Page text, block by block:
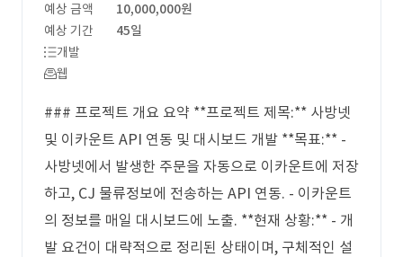
예상 금액
10,000,000원
예상 기간
45일
개발
웹
### 프로젝트 개요 요약 **프로젝트 제목:** 사방넷
및 이카운트 API 연동 및 대시보드 개발 **목표:** -
사방넷에서 발생한 주문을 자동으로 이카운트에 저장
하고, CJ 물류정보에 전송하는 API 연동. - 이카운트
의 정보를 매일 대시보드에 노출. **현재 상황:** - 개
발 요건이 대략적으로 정리된 상태이며, 구체적인 설